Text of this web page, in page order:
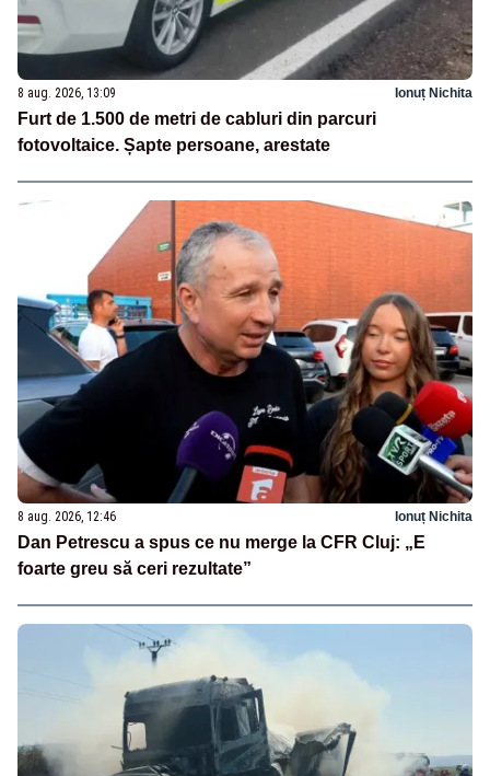
8 aug. 2026, 13:09 Ionuț Nichita
Furt de 1.500 de metri de cabluri din parcuri
fotovoltaice. Șapte persoane, arestate
8 aug. 2026, 12:46 Ionuț Nichita
Dan Petrescu a spus ce nu merge la CFR Cluj: „E
foarte greu să ceri rezultate”